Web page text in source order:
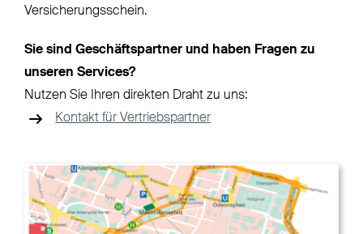
Versicherungsschein.
Sie sind Geschäftspartner und haben Fragen zu
unseren Services?
Nutzen Sie Ihren direkten Draht zu uns:
Kontakt für Vertriebspartner